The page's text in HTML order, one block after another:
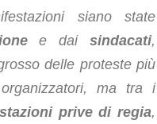
siano state
e daisindacati,
delle proteste più
ma tra i
prive di regia,